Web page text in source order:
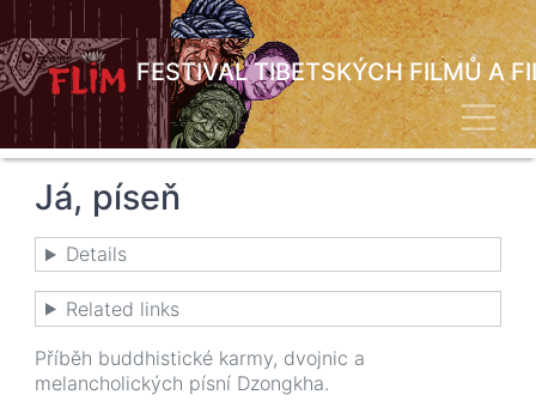
Přejít
k
hlavnímu
obsahu
FESTIVAL TIBETSKÝCH FILMŮ A
Já, píseň
Details
Related links
Příběh buddhistické karmy, dvojnic a
melancholických písní Dzongkha.